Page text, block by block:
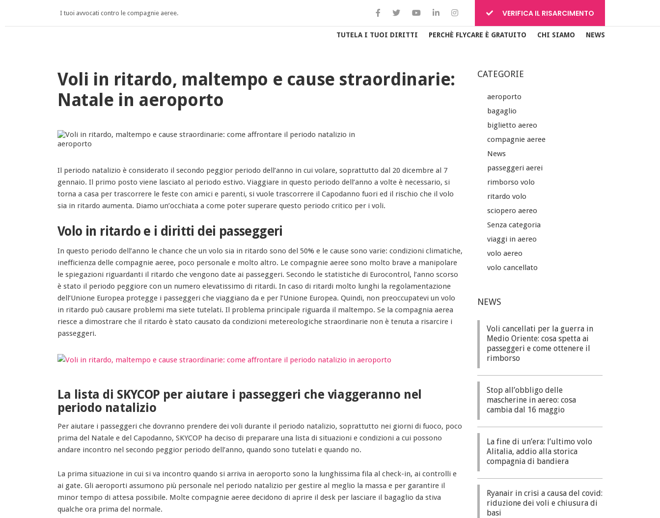
I tuoi avvocati contro le compagnie aeree. VERIFICA IL RISARCIMENTO
TUTELA I TUOI DIRITTI PERCHÈ FLYCARE È GRATUITO CHI SIAMO NEWS
Voli in ritardo, maltempo e cause straordinarie:
Natale in aeroporto
Il periodo natalizio è considerato il secondo peggior periodo dell’anno in cui volare, soprattutto dal 20 dicembre al 7
gennaio. Il primo posto viene lasciato al periodo estivo. Viaggiare in questo periodo dell’anno a volte è necessario, si
torna a casa per trascorrere le feste con amici e parenti, si vuole trascorrere il Capodanno fuori ed il rischio che il volo
sia in ritardo aumenta. Diamo un’occhiata a come poter superare questo periodo critico per i voli.
Volo in ritardo e i diritti dei passeggeri
In questo periodo dell’anno le chance che un volo sia in ritardo sono del 50% e le cause sono varie: condizioni climatiche,
inefficienza delle compagnie aeree, poco personale e molto altro. Le compagnie aeree sono molto brave a manipolare
le spiegazioni riguardanti il ritardo che vengono date ai passeggeri. Secondo le statistiche di Eurocontrol, l’anno scorso
è stato il periodo peggiore con un numero elevatissimo di ritardi. In caso di ritardi molto lunghi la regolamentazione
dell’Unione Europea protegge i passeggeri che viaggiano da e per l’Unione Europea. Quindi, non preoccupatevi un volo
in ritardo può causare problemi ma siete tutelati. Il problema principale riguarda il maltempo. Se la compagnia aerea
riesce a dimostrare che il ritardo è stato causato da condizioni metereologiche straordinarie non è tenuta a risarcire i
passeggeri.
La lista di SKYCOP per aiutare i passeggeri che viaggeranno nel
periodo natalizio
Per aiutare i passeggeri che dovranno prendere dei voli durante il periodo natalizio, soprattutto nei giorni di fuoco, poco
prima del Natale e del Capodanno, SKYCOP ha deciso di preparare una lista di situazioni e condizioni a cui possono
andare incontro nel secondo peggior periodo dell’anno, quando sono tutelati e quando no.
La prima situazione in cui si va incontro quando si arriva in aeroporto sono la lunghissima fila al check-in, ai controlli e
ai gate. Gli aeroporti assumono più personale nel periodo natalizio per gestire al meglio la massa e per garantire il
minor tempo di attesa possibile. Molte compagnie aeree decidono di aprire il desk per lasciare il bagaglio da stiva
qualche ora prima del normale.
CATEGORIE
aeroporto
bagaglio
biglietto aereo
compagnie aeree
News
passeggeri aerei
rimborso volo
ritardo volo
sciopero aereo
Senza categoria
viaggi in aereo
volo aereo
volo cancellato
NEWS
Voli cancellati per la guerra in
Medio Oriente: cosa spetta ai
passeggeri e come ottenere il
rimborso
Stop all’obbligo delle
mascherine in aereo: cosa
cambia dal 16 maggio
La fine di un’era: l’ultimo volo
Alitalia, addio alla storica
compagnia di bandiera
Ryanair in crisi a causa del covid:
riduzione dei voli e chiusura di
basi